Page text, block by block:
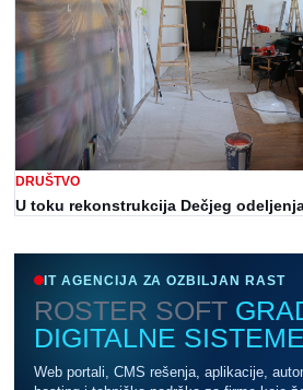
DRUŠTVO
U toku rekonstrukcija Dečjeg
IT AGENCIJA ZA OZBILJAN RAST
ROSTER SOFT
DIGITALNE SISTEME
Web portali, CMS rešenja, aplikacije,